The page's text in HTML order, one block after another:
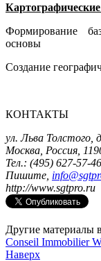
Формирование
основы
Создание
КОНТАКТЫ
ул. Льва Толстого,
Москва, Россия,
Тел.: (495) 627-57-
Пишите,
http://www.sgtpro.ru
Другие материалы
Conseil Immobilier
Наверх